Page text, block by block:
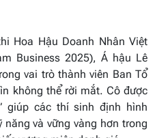
Hoa Hậu Doanh Nhân Việt
Business 2025), Á hậu Lê
vai trò thành viên Ban Tổ
không thể rời mắt. Cô được
giúp các thí sinh định hình
và vững vàng hơn trong